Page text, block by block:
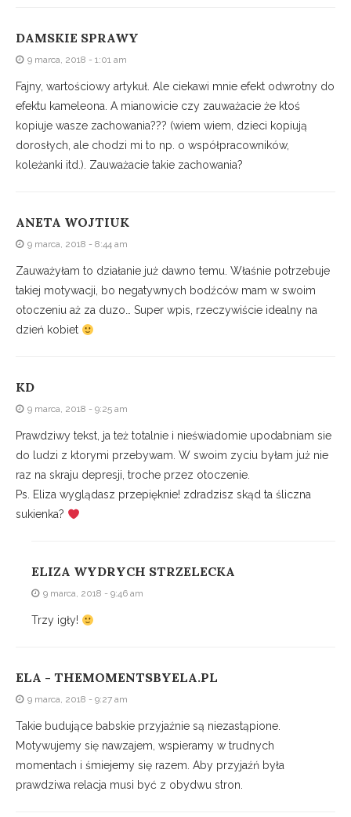
DAMSKIE SPRAWY
9 marca, 2018 - 1:01 am
Fajny, wartościowy artykuł. Ale ciekawi mnie efekt odwrotny do
efektu kameleona. A mianowicie czy zauważacie że ktoś
kopiuje wasze zachowania??? (wiem wiem, dzieci kopiują
dorosłych, ale chodzi mi to np. o współpracowników,
koleżanki itd.). Zauważacie takie zachowania?
ANETA WOJTIUK
9 marca, 2018 - 8:44 am
Zauważyłam to działanie już dawno temu. Właśnie potrzebuje
takiej motywacji, bo negatywnych bodźców mam w swoim
otoczeniu aż za duzo… Super wpis, rzeczywiście idealny na
dzień kobiet
KD
9 marca, 2018 - 9:25 am
Prawdziwy tekst, ja też totalnie i nieświadomie upodabniam sie
do ludzi z ktorymi przebywam. W swoim zyciu byłam już nie
raz na skraju depresji, troche przez otoczenie.
Ps. Eliza wyglądasz przepięknie! zdradzisz skąd ta śliczna
sukienka?
ELIZA WYDRYCH STRZELECKA
9 marca, 2018 - 9:46 am
Trzy igły!
ELA - THEMOMENTSBYELA.PL
9 marca, 2018 - 9:27 am
Takie budujące babskie przyjaźnie są niezastąpione.
Motywujemy się nawzajem, wspieramy w trudnych
momentach i śmiejemy się razem. Aby przyjaźń była
prawdziwa relacja musi być z obydwu stron.